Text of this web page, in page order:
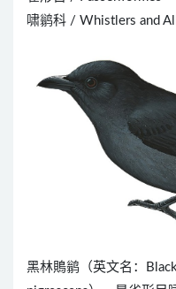
啸鹟科 / Whistlers and
黑林鵙鹟（英文名：